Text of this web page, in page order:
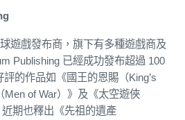
遊戲發布商，旗下有多種遊戲商及
Publishing 已經成功發布超過 100
的作品如《國王的恩賜（King’s
Men of War）》及《太空遊俠
近期也釋出《先祖的遺產